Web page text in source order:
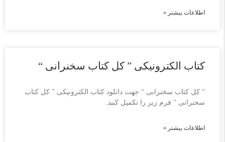
اطلاعات بیشتر »
کتاب الکترونیکی ” کل کتاب سخنرانی “
” کل کتاب سخنرانی “ جهت دانلود کتاب الکترونیکی ” کل کتاب
سخنرانی ” فرم زیر را تکمیل کنید.
اطلاعات بیشتر »